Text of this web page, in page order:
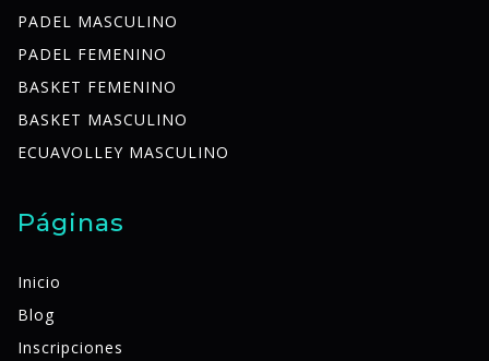
PADEL MASCULINO
PADEL FEMENINO
BASKET FEMENINO
BASKET MASCULINO
ECUAVOLLEY MASCULINO
Páginas
Inicio
Blog
Inscripciones